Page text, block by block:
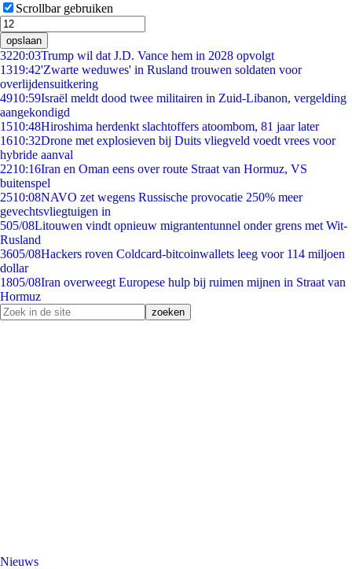
Scrollbar gebruiken
opslaan
3220:03Trump wil dat J.D. Vance hem in 2028 opvolgt
1319:42'Zwarte weduwes' in Rusland trouwen soldaten voor
overlijdensuitkering
4910:59Israël meldt dood twee militairen in Zuid-Libanon, vergelding
aangekondigd
1510:48Hiroshima herdenkt slachtoffers atoombom, 81 jaar later
1610:32Drone met explosieven bij Duits vliegveld voedt vrees voor
hybride aanval
2210:16Iran en Oman eens over route Straat van Hormuz, VS
buitenspel
2510:08NAVO zet wegens Russische provocatie 250% meer
gevechtsvliegtuigen in
505/08Litouwen vindt opnieuw migrantentunnel onder grens met Wit-
Rusland
3605/08Hackers roven Coldcard-bitcoinwallets leeg voor 114 miljoen
dollar
1805/08Iran overweegt Europese hulp bij ruimen mijnen in Straat van
Hormuz
Nieuws